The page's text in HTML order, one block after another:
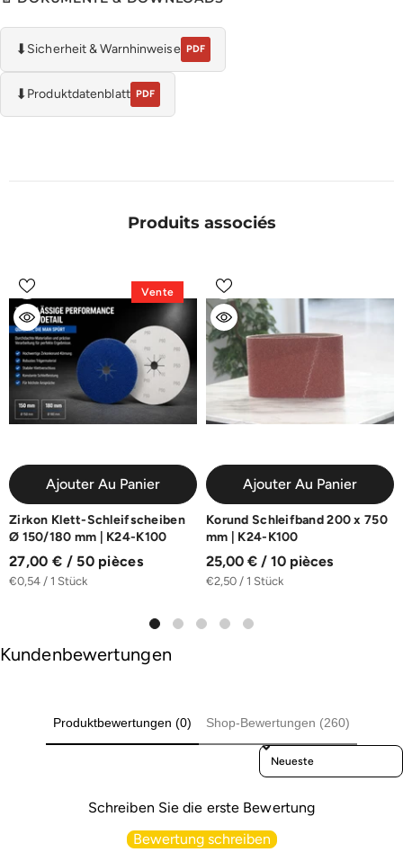
⬇Sicherheit & Warnhinweise PDF
⬇Produktdatenblatt PDF
Produits associés
Vente
Ajouter Au Panier
Zirkon Klett-Schleifscheiben
Ø 150/180 mm | K24-K100
27,00 € / 50 pièces
€0,54 / 1 Stück
Ajouter Au Panier
Korund Schleifband 200 x 750
mm | K24-K100
25,00 € / 10 pièces
€2,50 / 1 Stück
Kundenbewertungen
Produktbewertungen (0) Shop-Bewertungen (260)
Sort Reviews By
Schreiben Sie die erste Bewertung
Bewertung schreiben